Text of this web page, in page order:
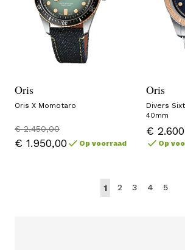
Oris
Oris X Momotaro
€ 2.450,00
€ 1.950,00 Op voorraad
Oris
Divers
40mm
€
Op
U lees momenteel
1 Pagina
2 Pagina
3 Pagina
4 5